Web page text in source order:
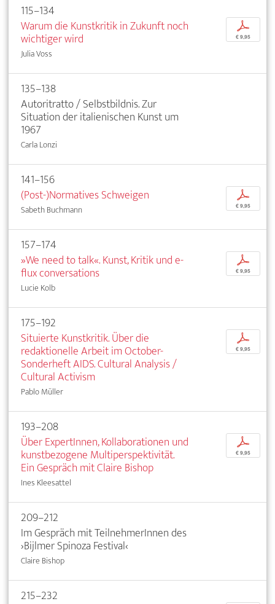
115–134
Warum die Kunstkritik in Zukunft noch
wichtiger wird
Julia Voss
p
€ 9,95
135–138
Autoritratto / Selbstbildnis. Zur
Situation der italienischen Kunst um
1967
Carla Lonzi
141–156
(Post-)Normatives Schweigen
Sabeth Buchmann
p
€ 9,95
157–174
»We need to talk«. Kunst, Kritik und e-
flux conversations
Lucie Kolb
p
€ 9,95
175–192
Situierte Kunstkritik. Über die
redaktionelle Arbeit im October-
Sonderheft AIDS. Cultural Analysis /
Cultural Activism
Pablo Müller
p
€ 9,95
193–208
Über ExpertInnen, Kollaborationen und
kunstbezogene Multiperspektivität.
Ein Gespräch mit Claire Bishop
Ines Kleesattel
p
€ 9,95
209–212
Im Gespräch mit TeilnehmerInnen des
›Bijlmer Spinoza Festival‹
Claire Bishop
215–232